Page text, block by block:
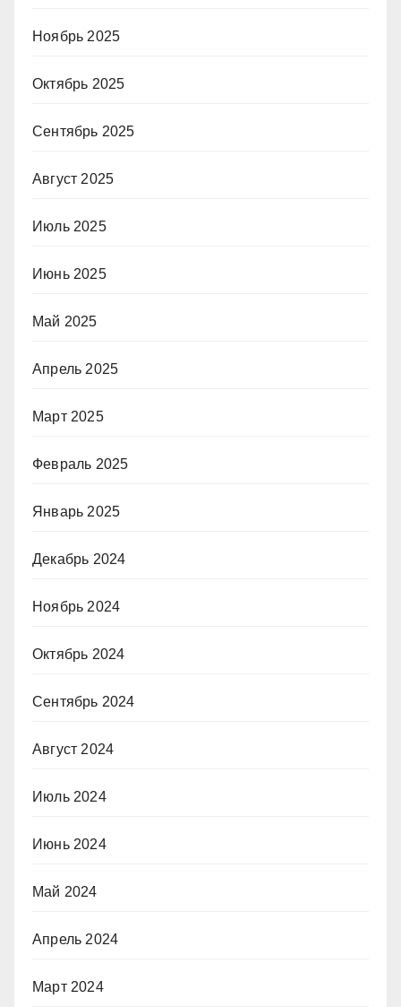
Ноябрь 2025
Октябрь 2025
Сентябрь 2025
Август 2025
Июль 2025
Июнь 2025
Май 2025
Апрель 2025
Март 2025
Февраль 2025
Январь 2025
Декабрь 2024
Ноябрь 2024
Октябрь 2024
Сентябрь 2024
Август 2024
Июль 2024
Июнь 2024
Май 2024
Апрель 2024
Март 2024